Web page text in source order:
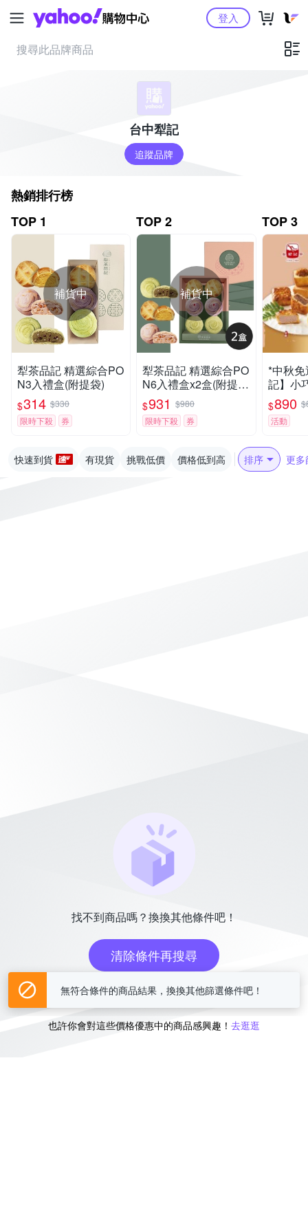
Yahoo購物中心登入
台中犁記
追蹤品牌
熱銷排行榜
TOP 1
補貨中
犁茶品記 精選綜合PO
N3入禮盒(附提袋)
$314 $330
限時下殺
券
TOP 2
補貨中
犁茶品記 精選綜合PO
N6入禮盒x2盒(附提
袋)
$931
$980
限時下殺
券
TOP 3
*中秋
記】小
盒(9入/
$890
活動
快速到貨 有現貨 挑戰低價 價格低到高 排序 更多
找不到商品嗎？換換其他條件吧！
清除條件再搜尋
或
也許你會對這些價格優惠中的商品感興趣！ 去逛逛
無符合條件的商品結果，換換其他篩選條件吧！